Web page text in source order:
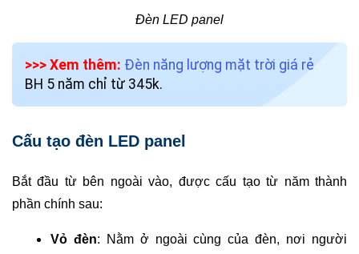
Đèn LED panel
>>> Xem thêm: Đèn năng lượng mặt trời giá rẻ
BH 5 năm chỉ từ 345k.
Cấu tạo đèn LED panel
Bắt đầu từ bên ngoài vào, được cấu tạo từ năm thành
phần chính sau:
Vỏ đèn: Nằm ở ngoài cùng của đèn, nơi người